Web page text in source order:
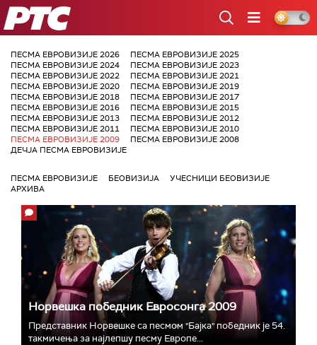
РТС
ПЕСМА ЕВРОВИЗИЈЕ 2026
ПЕСМА ЕВРОВИЗИЈЕ 2025
ПЕСМА ЕВРОВИЗИЈЕ 2024
ПЕСМА ЕВРОВИЗИЈЕ 2023
ПЕСМА ЕВРОВИЗИЈЕ 2022
ПЕСМА ЕВРОВИЗИЈЕ 2021
ПЕСМА ЕВРОВИЗИЈЕ 2020
ПЕСМА ЕВРОВИЗИЈЕ 2019
ПЕСМА ЕВРОВИЗИЈЕ 2018
ПЕСМА ЕВРОВИЗИЈЕ 2017
ПЕСМА ЕВРОВИЗИЈЕ 2016
ПЕСМА ЕВРОВИЗИЈЕ 2015
ПЕСМА ЕВРОВИЗИЈЕ 2013
ПЕСМА ЕВРОВИЗИЈЕ 2012
ПЕСМА ЕВРОВИЗИЈЕ 2011
ПЕСМА ЕВРОВИЗИЈЕ 2010
ПЕСМА ЕВРОВИЗИЈЕ 2009
ПЕСМА ЕВРОВИЗИЈЕ 2008
ДЕЧЈА ПЕСМА ЕВРОВИЗИЈЕ
ПЕСМА ЕВРОВИЗИЈЕ БЕОВИЗИЈА
УЧЕСНИЦИ БЕОВИЗИЈЕ
АРХИВА
Норвешка победник Евросонга 2009
Представник Норвешке са песмом "Бајка" победник је 54.
такмичења за најлепшу песму Европе...